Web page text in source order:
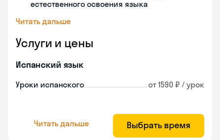
естественного освоения языка
Читать дальше
Услуги и цены
Испанский язык
Уроки испанского от 1590 ₽ / урок
Читать дальше Выбрать время